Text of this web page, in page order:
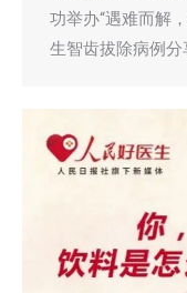
功举办“遇难而解
生智齿拔除病例分